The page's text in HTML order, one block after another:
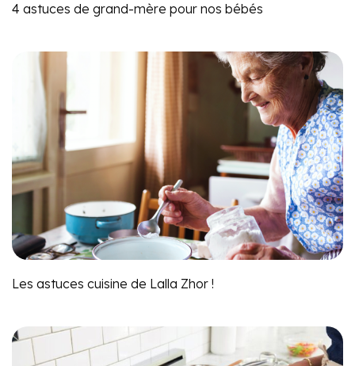
4 astuces de grand-mère pour nos bébés
Les astuces cuisine de Lalla Zhor !